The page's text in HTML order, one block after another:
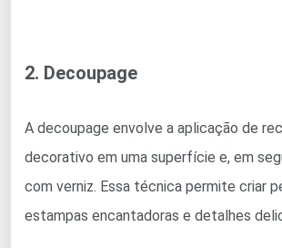
2. Decoupage
A decoupage envolve a aplicação de
decorativo em uma superfície e, em
com verniz. Essa técnica permite criar
estampas encantadoras e detalhes